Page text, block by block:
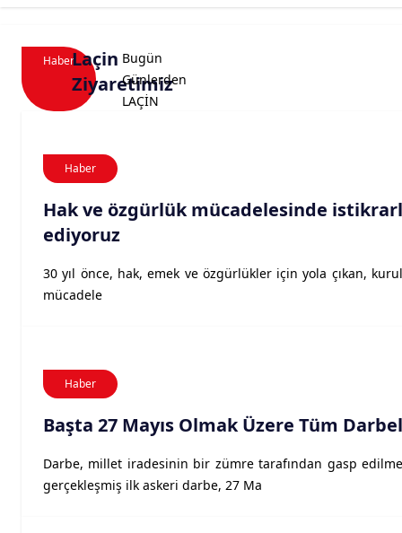
HaberLaçin
Ziyaretimiz
Bugün
Günlerden
LAÇİN
Haber
Hak ve özgürlük mücadelesinde
ediyoruz
30 yıl önce, hak, emek ve özgürlükler için yola çıkan,
mücadele
Haber
Başta 27 Mayıs Olmak Üzere Tüm
Darbe, millet iradesinin bir zümre tarafından gasp
gerçekleşmiş ilk askeri darbe, 27 Ma